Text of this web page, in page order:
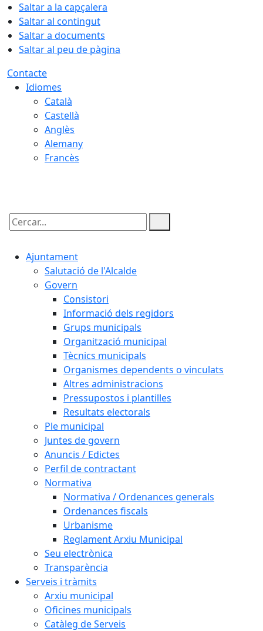
Saltar a la capçalera
Saltar al contingut
Saltar a documents
Saltar al peu de pàgina
Contacte
Idiomes
Català
Castellà
Anglès
Alemany
Francès
Cercar:
Ajuntament
Salutació de l'Alcalde
Govern
Consistori
Informació dels regidors
Grups municipals
Organització municipal
Tècnics municipals
Organismes dependents o vinculats
Altres administracions
Pressupostos i plantilles
Resultats electorals
Ple municipal
Juntes de govern
Anuncis / Edictes
Perfil de contractant
Normativa
Normativa / Ordenances generals
Ordenances fiscals
Urbanisme
Reglament Arxiu Municipal
Seu electrònica
Transparència
Serveis i tràmits
Arxiu municipal
Oficines municipals
Catàleg de Serveis